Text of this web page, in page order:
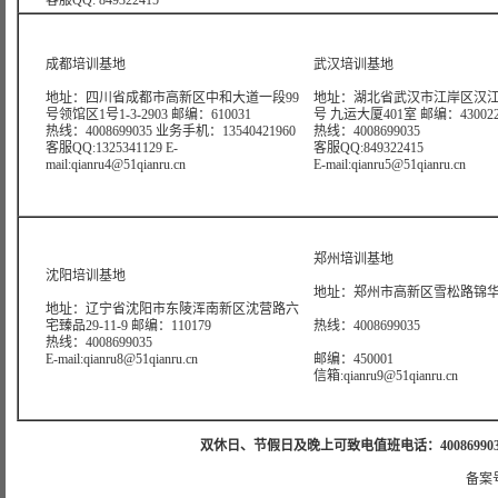
成都培训基地
地址：四川省成都市高新区中和大道一段99
号领馆区1号1-3-2903 邮编：610031
热线：4008699035 业务手机：13540421960
客服QQ:1325341129 E-
mail:qianru4@51qianru.cn
武汉培训基地
地址：湖北省武汉市江岸区汉
号 九运大厦401室 邮编：
热线：4008699035
客服QQ:849322415
E-mail:qianru5@51qianru.cn
沈阳培训基地
地址：辽宁省沈阳市东陵浑南新区沈营路六
宅臻品29-11-9 邮编：110179
热线：4008699035
E-mail:qianru8@51qianru.cn
郑州培训基地
地址：郑州市高新区雪松路锦
热线：4008699035
邮编：450001
信箱:qianru9@51qianru.cn
双休日、节假日及晚上可致电值班电话：
备案